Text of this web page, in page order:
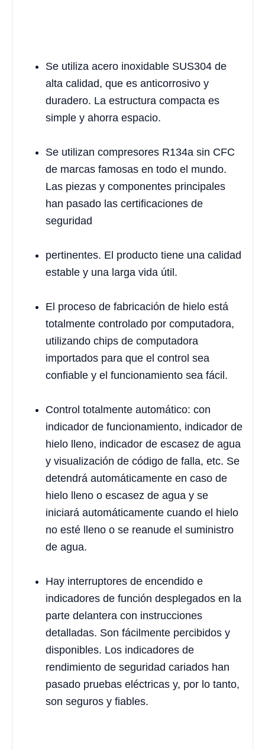
Se utiliza acero inoxidable SUS304 de
alta calidad, que es anticorrosivo y
duradero. La estructura compacta es
simple y ahorra espacio.
Se utilizan compresores R134a sin CFC
de marcas famosas en todo el mundo.
Las piezas y componentes principales
han pasado las certificaciones de
seguridad
pertinentes. El producto tiene una calidad
estable y una larga vida útil.
El proceso de fabricación de hielo está
totalmente controlado por computadora,
utilizando chips de computadora
importados para que el control sea
confiable y el funcionamiento sea fácil.
Control totalmente automático: con
indicador de funcionamiento, indicador de
hielo lleno, indicador de escasez de agua
y visualización de código de falla, etc. Se
detendrá automáticamente en caso de
hielo lleno o escasez de agua y se
iniciará automáticamente cuando el hielo
no esté lleno o se reanude el suministro
de agua.
Hay interruptores de encendido e
indicadores de función desplegados en la
parte delantera con instrucciones
detalladas. Son fácilmente percibidos y
disponibles. Los indicadores de
rendimiento de seguridad cariados han
pasado pruebas eléctricas y, por lo tanto,
son seguros y fiables.